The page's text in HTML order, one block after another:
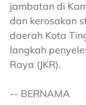
jambatan di
dan kerosakan
daerah Kota
langkah
Raya (JKR).
-- BERNAMA